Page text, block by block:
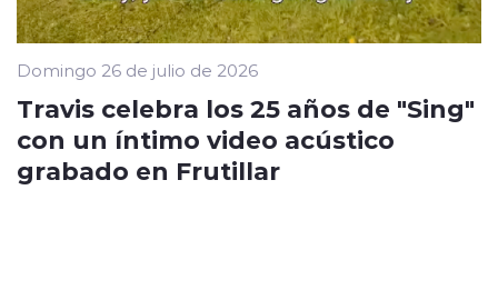
Domingo 26 de julio de 2026
Travis celebra los 25 años de "Sing"
con un íntimo video acústico
grabado en Frutillar